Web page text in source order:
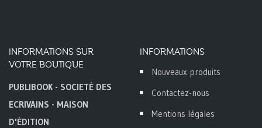
INFORMATIONS SUR
VOTRE BOUTIQUE
PUBLIBOOK - SOCIETÉ DES
ECRIVAINS - MAISON
D'ÉDITION
INFORMATIONS
Nouveaux produits
Contactez-nous
Mentions légales